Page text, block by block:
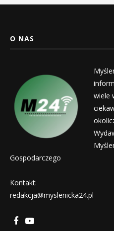
O NAS
wiele
Gospodarczego
Kontakt:
redakcja@myslenicka24.pl